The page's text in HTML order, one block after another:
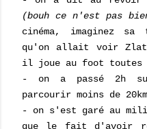
(bouh ce n'est pas
cinéma, imaginez
qu'on allait voir
il joue au foot toutes
- on a passé 2h
parcourir moins de
- on s'est garé au
que le fait d'avoir